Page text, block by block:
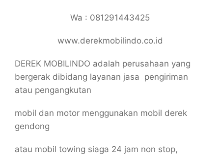
Wa : 081291443425
www.derekmobilindo.co.id
DEREK MOBILINDO adalah perusahaan yang
bergerak dibidang layanan jasa pengiriman
atau pengangkutan
mobil dan motor menggunakan mobil derek
gendong
atau mobil towing siaga 24 jam non stop,